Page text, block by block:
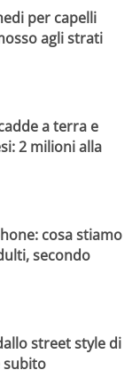
per capelli
agli strati
a terra e
2 milioni alla
cosa stiamo
secondo
street style di
subito